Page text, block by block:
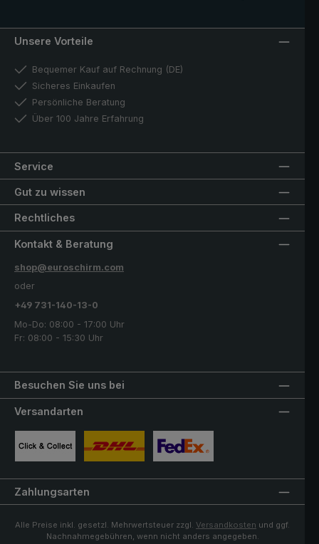
Unsere Vorteile
Bequemer Kauf auf Rechnung (DE)
Sicheres Einkaufen
Persönliche Beratung
Über 100 Jahre Erfahrung
Service
Gut zu wissen
Rechtliches
Besuchen Sie uns bei
Kontakt & Beratung
shop@euroschirm.com
oder
+49 731-140-13-0
Mo-Do: 08:00 - 17:00 Uhr
Fr: 08:00 - 15:30 Uhr
Versandarten
Zahlungsarten
Alle Preise inkl. gesetzl. Mehrwertsteuer zzgl. Versandkosten und ggf.
Nachnahmegebühren, wenn nicht anders angegeben.